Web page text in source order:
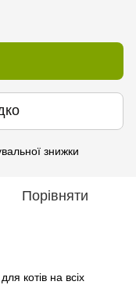
знижки
Порівняти
котів на всіх